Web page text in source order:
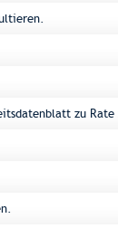
zu Rate